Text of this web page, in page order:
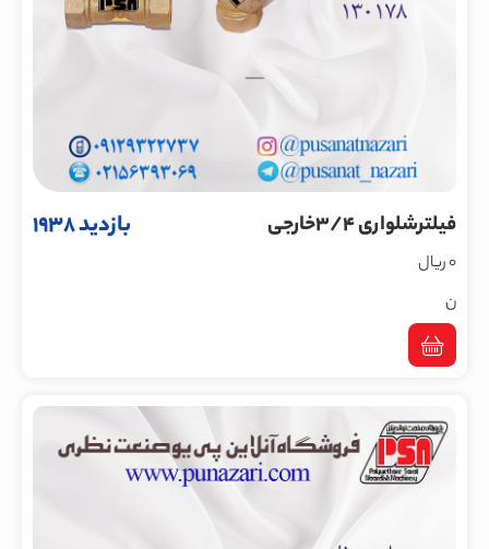
فیلترشلواری 3/4خارجی بازدید 1938
0 ریال
ن